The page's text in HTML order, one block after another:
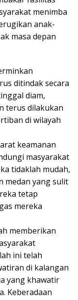
menimba
anak-
masa depan
ditindak secara
diam,
terus dilakukan
di wilayah
keamanan
masyarakat
tidaklah mudah,
medan yang sulit
tetap
mereka
memberikan
ini telah
di kalangan
yang khawatir
Keberadaan